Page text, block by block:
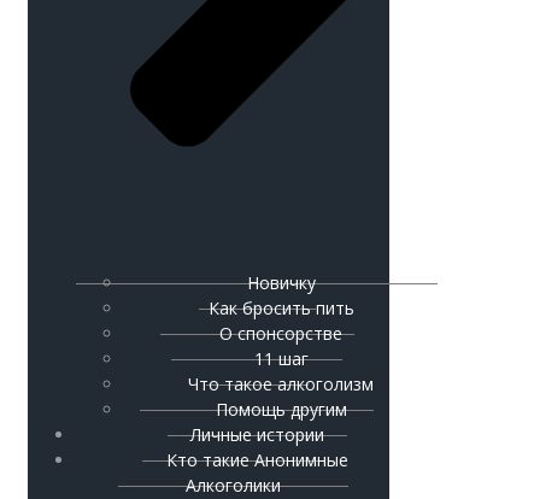
Новичку
Как бросить пить
О спонсорстве
11 шаг
Что такое алкоголизм
Помощь другим
Личные истории
Кто такие Анонимные
Алкоголики